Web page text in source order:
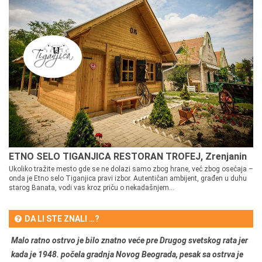
ETNO SELO TIGANJICA RESTORAN TROFEJ, Zrenjanin
Ukoliko tražite mesto gde se ne dolazi samo zbog hrane, već zbog osećaja –
onda je Etno selo Tiganjica pravi izbor. Autentičan ambijent, građen u duhu
starog Banata, vodi vas kroz priču o nekadašnjem...
DA LI STE ZNALI …?
Malo ratno ostrvo je bilo znatno veće pre Drugog svetskog rata jer
kada je 1948. počela gradnja Novog Beograda, pesak sa ostrva je